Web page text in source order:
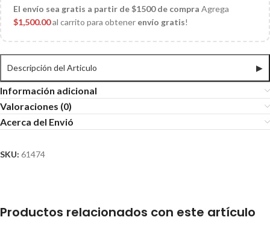
El envío sea gratis a partir de $1500 de compra Agrega
$1,500.00al carrito para obtener envío gratis!
Descripción del Articulo ▶
Información adicional
Valoraciones (0)
Acerca del Envió
SKU: 61474
Productos relacionados con este artículo